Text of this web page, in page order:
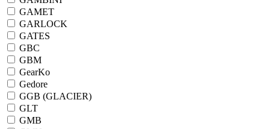
GAMET
GARLOCK
GATES
GBC
GBM
GearKo
Gedore
GGB (GLACIER)
GLT
GMB